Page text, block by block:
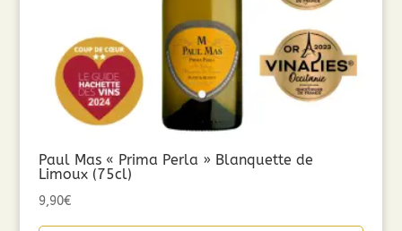
Paul Mas « Prima Perla » Blanquette de
Limoux (75cl)
9,90€